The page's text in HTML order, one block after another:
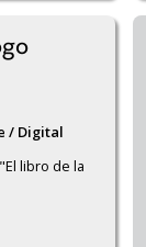
/ Digital
libro de la